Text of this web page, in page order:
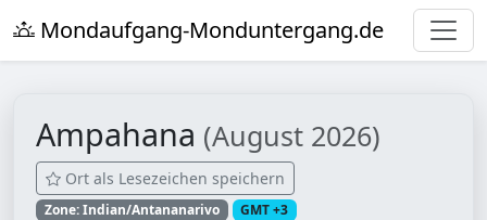
Mondaufgang-Monduntergang.de
Ampahana (August 2026)
Ort als Lesezeichen speichern
Zone: Indian/Antananarivo GMT +3